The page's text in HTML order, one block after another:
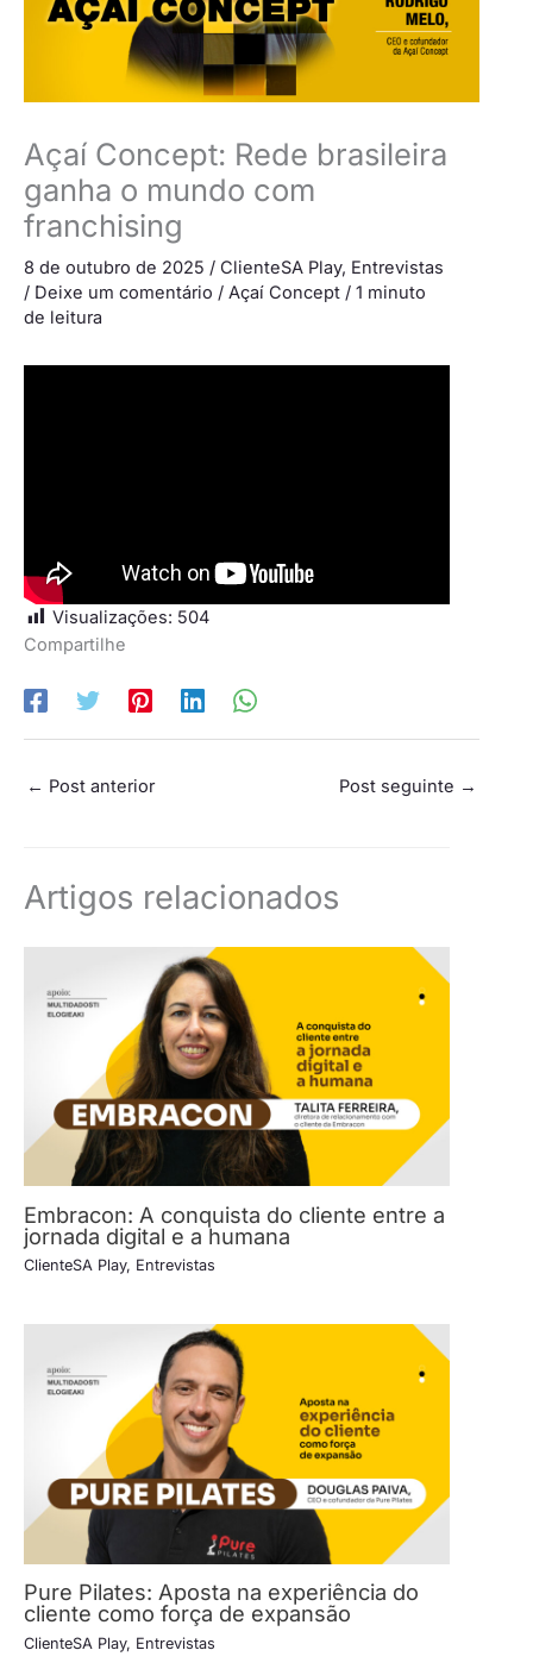
Açaí Concept: Rede brasileira
ganha o mundo com
franchising
8 de outubro de 2025 / ClienteSA Play, Entrevistas
/ Deixe um comentário / Açaí Concept / 1 minuto
de leitura
Visualizações: 504
Compartilhe
← Post anterior Post seguinte →
Artigos relacionados
Embracon: A conquista do cliente entre a
jornada digital e a humana
ClienteSA Play, Entrevistas
Pure Pilates: Aposta na experiência do
cliente como força de expansão
ClienteSA Play, Entrevistas